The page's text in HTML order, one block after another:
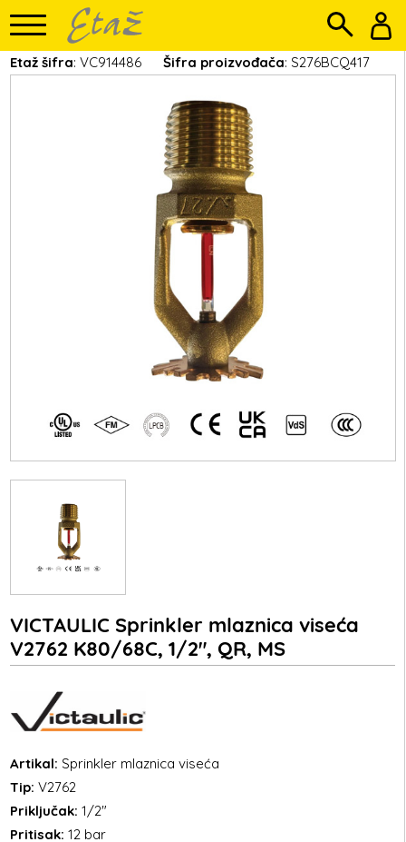
Etaž šifra: VC914486 Šifra proizvođača: S276BCQ417
VICTAULIC Sprinkler mlaznica viseća
V2762 K80/68C, 1/2", QR, MS
Artikal: Sprinkler mlaznica viseća
Tip: V2762
Priključak: 1/2"
Pritisak: 12 bar